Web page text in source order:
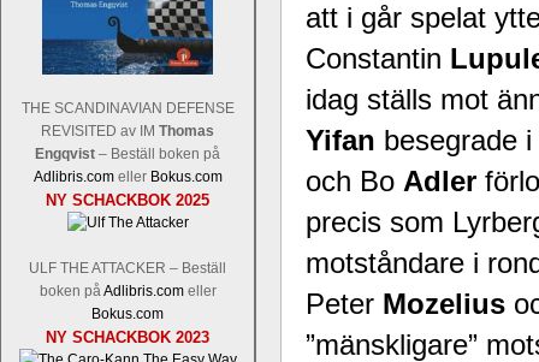
THE SCANDINAVIAN DEFENSE
REVISITED av IM Thomas
Engqvist – Beställ boken på
Adlibris.comeller Bokus.com
NY SCHACKBOK 2025
ULF THE ATTACKER – Beställ
boken på Adlibris.comeller
Bokus.com
NY SCHACKBOK 2023
Schacksnack har inlett det nya
Random, där pjäserna slumpas på
talet och där det på förhand är
att man måste kunna och förstå
högerspalten nedan.
att i går spelat
Constantin
idag ställs mot
Yifan besegrade
och Bo Adler
precis som
motståndare i
Peter Mozelius
”mänskligare”